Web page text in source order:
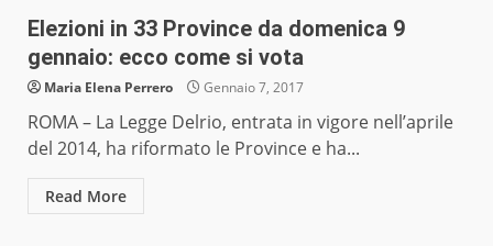
Elezioni in 33 Province da domenica 9
gennaio: ecco come si vota
Maria Elena Perrero Gennaio 7, 2017
ROMA – La Legge Delrio, entrata in vigore nell’aprile
del 2014, ha riformato le Province e ha...
Read More